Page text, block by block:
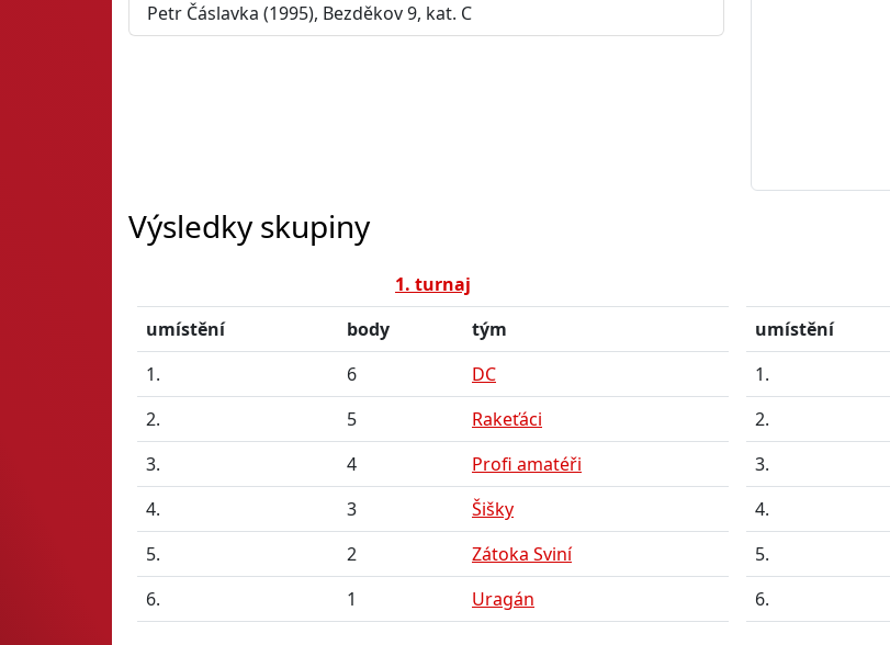
Petr Čáslavka (1995), Bezděkov 9, kat. C
Výsledky skupiny
1. turnaj
umístění
body
tým
1.
6
DC
2.
5
Rakeťáci
3.
4
Profi amatéři
4.
3
Šišky
5.
2
Zátoka Sviní
6.
1 Uragán
umístění
1.
2.
3.
4.
5.
6.